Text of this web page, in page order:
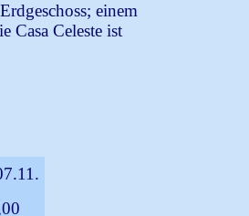
einem
Casa Celeste ist